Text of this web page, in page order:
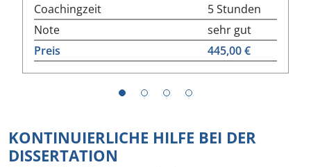
Coachingzeit
5 Stunden
Note
sehr gut
Preis
445,00 €
1 2 3 4
KONTINUIERLICHE HILFE BEI DER
DISSERTATION